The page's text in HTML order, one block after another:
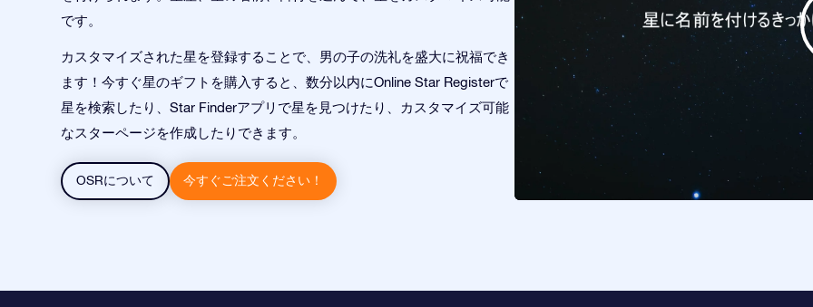
です。
カスタマイズされた星を登録することで、男の子の洗礼を盛大に祝福でき
ます！今すぐ星のギフトを購入すると、数分以内にOnline Star Registerで
星を検索したり、Star Finderアプリで星を見つけたり、カスタマイズ可能
なスターページを作成したりできます。
OSRについて 今すぐご注文ください！